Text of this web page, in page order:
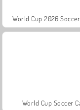
World Cup 2026
World Cup Soccer